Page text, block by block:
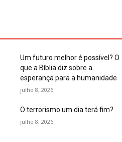
Um futuro melhor é possível? O
que a Bíblia diz sobre a
esperança para a humanidade
julho 8, 2026
O terrorismo um dia terá fim?
julho 8, 2026